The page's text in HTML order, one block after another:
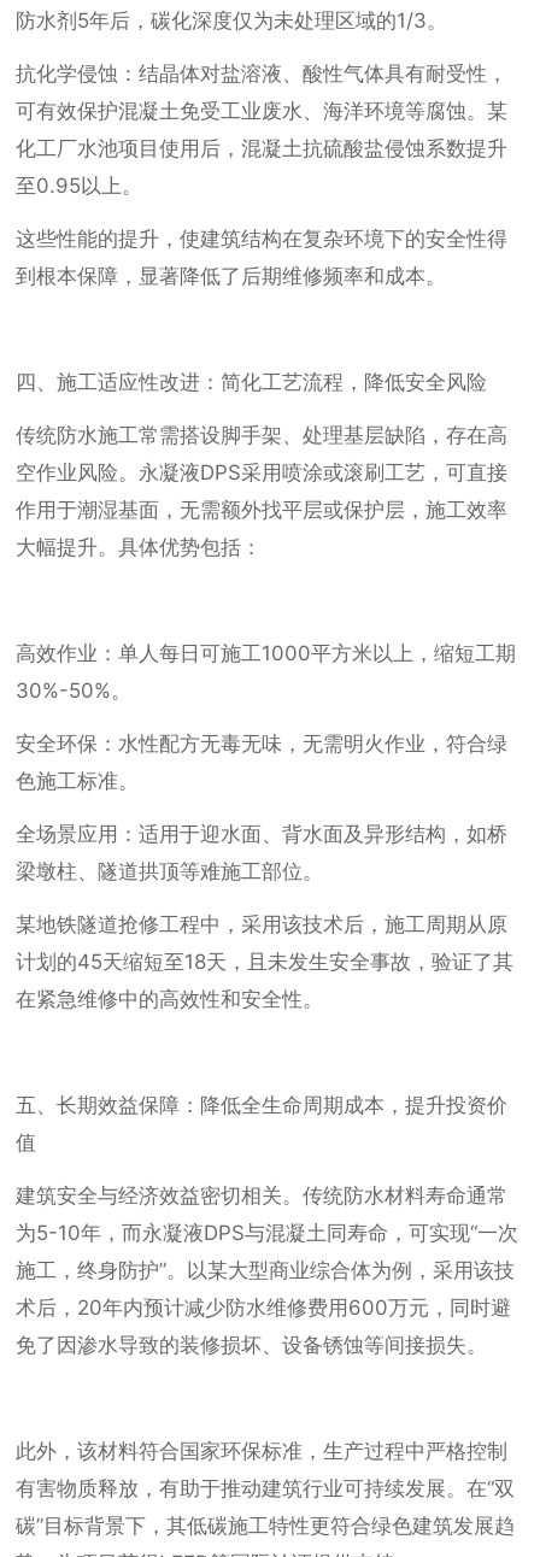
防水剂5年后，碳化深度仅为未处理区域的1/3。
抗化学侵蚀：结晶体对盐溶液、酸性气体具有耐受性，
可有效保护混凝土免受工业废水、海洋环境等腐蚀。某
化工厂水池项目使用后，混凝土抗硫酸盐侵蚀系数提升
至0.95以上。
这些性能的提升，使建筑结构在复杂环境下的安全性得
到根本保障，显著降低了后期维修频率和成本。
四、施工适应性改进：简化工艺流程，降低安全风险
传统防水施工常需搭设脚手架、处理基层缺陷，存在高
空作业风险。永凝液DPS采用喷涂或滚刷工艺，可直接
作用于潮湿基面，无需额外找平层或保护层，施工效率
大幅提升。具体优势包括：
高效作业：单人每日可施工1000平方米以上，缩短工期
30%-50%。
安全环保：水性配方无毒无味，无需明火作业，符合绿
色施工标准。
全场景应用：适用于迎水面、背水面及异形结构，如桥
梁墩柱、隧道拱顶等难施工部位。
某地铁隧道抢修工程中，采用该技术后，施工周期从原
计划的45天缩短至18天，且未发生安全事故，验证了其
在紧急维修中的高效性和安全性。
五、长期效益保障：降低全生命周期成本，提升投资价
值
建筑安全与经济效益密切相关。传统防水材料寿命通常
为5-10年，而永凝液DPS与混凝土同寿命，可实现“一次
施工，终身防护”。以某大型商业综合体为例，采用该技
术后，20年内预计减少防水维修费用600万元，同时避
免了因渗水导致的装修损坏、设备锈蚀等间接损失。
此外，该材料符合国家环保标准，生产过程中严格控制
有害物质释放，有助于推动建筑行业可持续发展。在“双
碳”目标背景下，其低碳施工特性更符合绿色建筑发展趋